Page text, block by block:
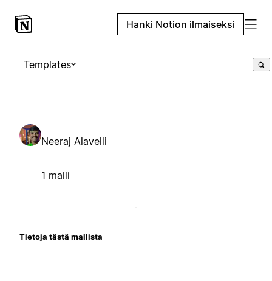
Hanki Notion ilmaiseksi
Templates
Neeraj Alavelli
1 malli
Tietoja tästä mallista